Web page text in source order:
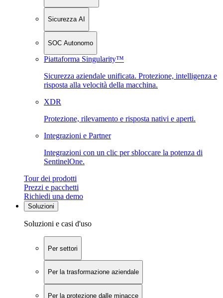
Sicurezza AI
SOC Autonomo
Piattaforma Singularity™
Sicurezza aziendale unificata. Protezione, intelligenza e
risposta alla velocità della macchina.
XDR
Protezione, rilevamento e risposta nativi e aperti.
Integrazioni e Partner
Integrazioni con un clic per sbloccare la potenza di
SentinelOne.
Tour dei prodotti
Prezzi e pacchetti
Richiedi una demo
Soluzioni
Soluzioni e casi d'uso
Per settori
Per la trasformazione aziendale
Per la protezione dalle minacce